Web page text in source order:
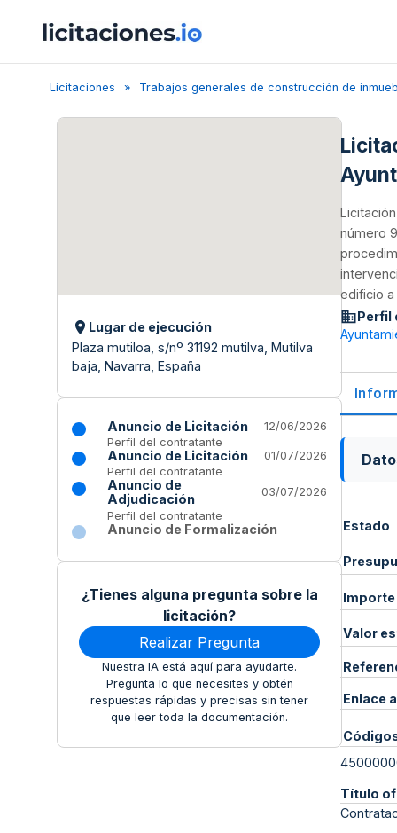
Licitaciones Trabajos generales de construcción de
Lugar de ejecución
Plaza mutiloa, s/nº 31192 mutilva, Mutilva
baja, Navarra, España
Anuncio de Licitación
12/06/2026
Perfil del contratante
Anuncio de Licitación
01/07/2026
Perfil del contratante
Anuncio de
Adjudicación
03/07/2026
Perfil del contratante
Anuncio de Formalización
¿Tienes alguna pregunta sobre la
licitación?
Realizar Pregunta
Nuestra IA está aquí para ayudarte.
Pregunta lo que necesites y obtén
respuestas rápidas y precisas sin tener
que leer toda la documentación.
número
edificio
Perfil
Estado
Valor
Enlace
Título